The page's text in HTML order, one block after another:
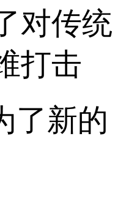
对传统
打击
了新的